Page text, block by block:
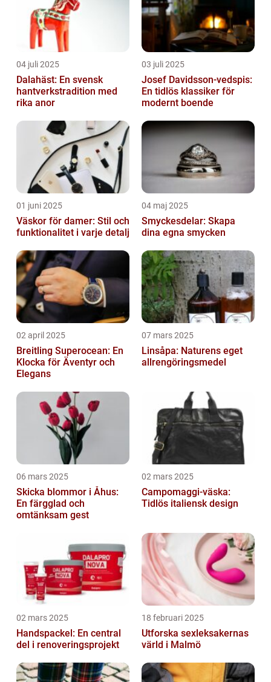
04 juli 2025
Dalahäst: En svensk
hantverkstradition med
rika anor
03 juli 2025
Josef Davidsson-vedspis:
En tidlös klassiker för
modernt boende
01 juni 2025
Väskor för damer: Stil och
funktionalitet i varje detalj
04 maj 2025
Smyckesdelar: Skapa
dina egna smycken
02 april 2025
Breitling Superocean: En
Klocka för Äventyr och
Elegans
07 mars 2025
Linsåpa: Naturens eget
allrengöringsmedel
06 mars 2025
Skicka blommor i Åhus:
En färgglad och
omtänksam gest
02 mars 2025
Campomaggi-väska:
Tidlös italiensk design
02 mars 2025
Handspackel: En central
del i renoveringsprojekt
18 februari 2025
Utforska sexleksakernas
värld i Malmö